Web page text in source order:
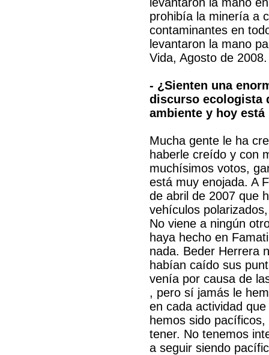
prohibía la minería a
contaminantes en
levantaron la mano
Vida, Agosto de 2008.
- ¿Sienten una
discurso ecologista
ambiente y hoy
Mucha gente le ha
haberle creído y con
muchísimos votos,
está muy enojada. A
de abril de 2007 que
vehículos
No viene a ningún
haya hecho en
nada. Beder Herrera
habían caído sus
venía por causa de
, pero sí jamás le
en cada actividad
hemos sido
tener. No tenemos
a seguir siendo